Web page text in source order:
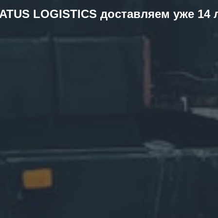
LOGISTICS доставляем уже 14
Получите просчет Стоимости За 5 минут